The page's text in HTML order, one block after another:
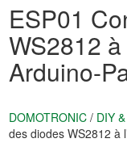
ESP01
WS2812 à
Arduino-
DOMOTRONIC / DIY
des diodes WS2812 à